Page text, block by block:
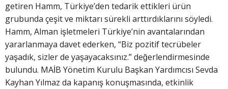
getiren Hamm, Türkiye’den tedarik ettikleri ürün
grubunda çeşit ve miktarı sürekli arttırdıklarını söyledi.
Hamm, Alman işletmeleri Türkiye’nin avantalarından
yararlanmaya davet ederken, “Biz pozitif tecrübeler
yaşadık, sizler de yaşayacaksınız.” değerlendirmesinde
bulundu. MAİB Yönetim Kurulu Başkan Yardımcısı Sevda
Kayhan Yılmaz da kapanış konuşmasında, etkinlik